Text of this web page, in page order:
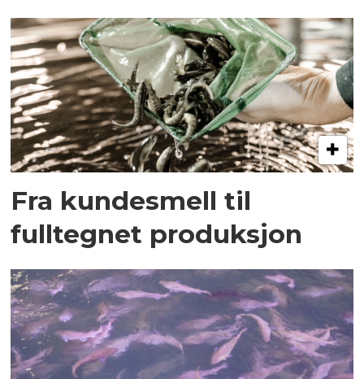
Fra kundesmell til
fulltegnet produksjon